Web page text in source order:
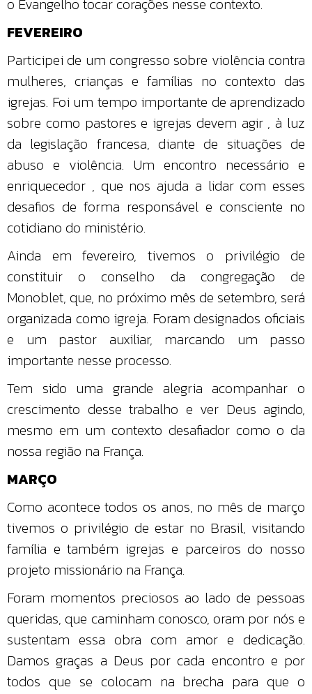
FEVEREIRO
Participei de um congresso sobre violência contra
mulheres, crianças e famílias no contexto das
igrejas. Foi um tempo importante de aprendizado
sobre como pastores e igrejas devem agir , à luz
da legislação francesa, diante de situações de
abuso e violência. Um encontro necessário e
enriquecedor , que nos ajuda a lidar com esses
desafios de forma responsável e consciente no
cotidiano do ministério.
Ainda em fevereiro, tivemos o privilégio de
constituir o conselho da congregação de
Monoblet, que, no próximo mês de setembro, será
organizada como igreja. Foram designados oficiais
e um pastor auxiliar, marcando um passo
importante nesse processo.
Tem sido uma grande alegria acompanhar o
crescimento desse trabalho e ver Deus agindo,
mesmo em um contexto desafiador como o da
nossa região na França.
MARÇO
Como acontece todos os anos, no mês de março
tivemos o privilégio de estar no Brasil, visitando
família e também igrejas e parceiros do nosso
projeto missionário na França.
Foram momentos preciosos ao lado de pessoas
queridas, que caminham conosco, oram por nós e
sustentam essa obra com amor e dedicação.
Damos graças a Deus por cada encontro e por
todos que se colocam na brecha para que o